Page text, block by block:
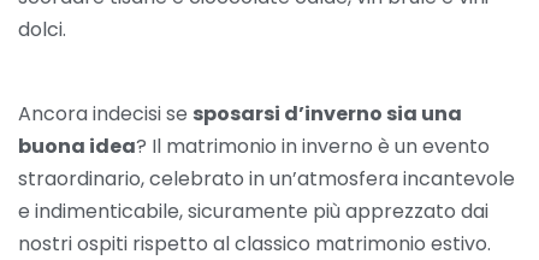
dolci.
Ancora indecisi se sposarsi d’inverno sia una
buona idea? Il matrimonio in inverno è un evento
straordinario, celebrato in un’atmosfera incantevole
e indimenticabile, sicuramente più apprezzato dai
nostri ospiti rispetto al classico matrimonio estivo.